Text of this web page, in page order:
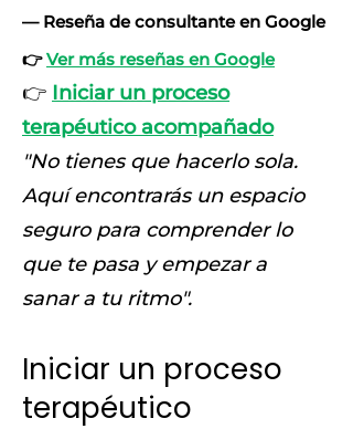
— Reseña de consultante en Google
👉Ver más reseñas en Google
​👉 Iniciar un proceso
terapéutico acompañado
"No tienes que hacerlo sola.
Aquí encontrarás un espacio
seguro para comprender lo
que te pasa y empezar a
sanar a tu ritmo".
Iniciar un proceso
terapéutico